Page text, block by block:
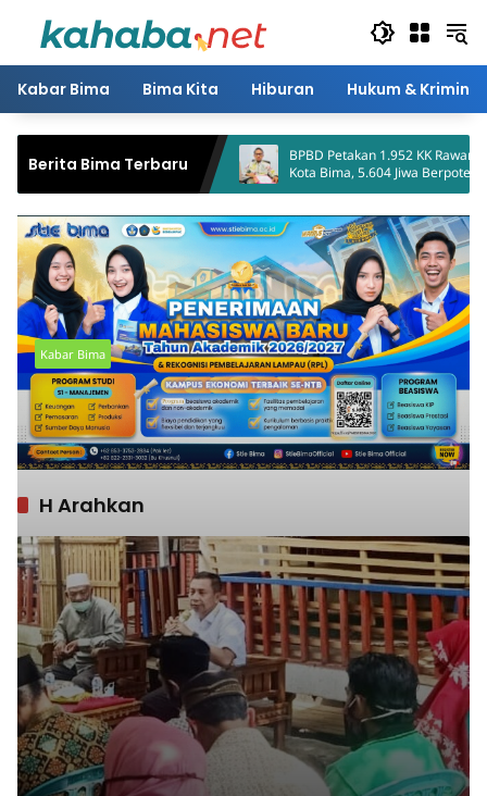
Kabar Bima Bima Kita Hiburan Hukum & Kriminal
Berita Bima Terbaru
Bantuan untuk
Tenggelam
BPBD Petakan 1.952 KK Rawan
Kota Bima, 5.604 Jiwa Berpotensi
H Arahkan
Kabar Bima